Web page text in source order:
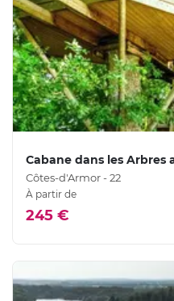
Cabane dans les Arbres
Côtes-d'Armor - 22
À partir de
245 €